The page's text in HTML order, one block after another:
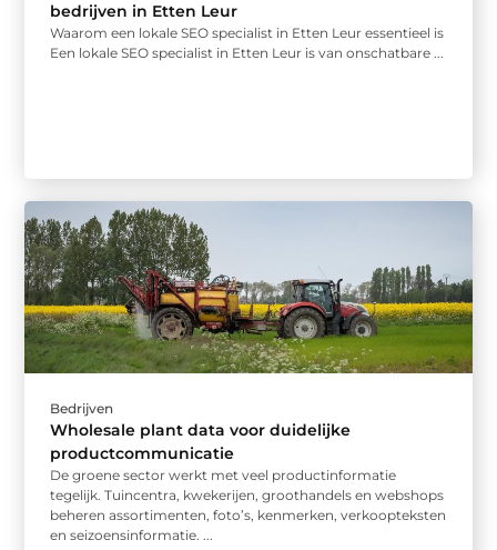
bedrijven in Etten Leur
Waarom een lokale SEO specialist in Etten Leur essentieel is
Een lokale SEO specialist in Etten Leur is van onschatbare ...
Bedrijven
Wholesale plant data voor duidelijke
productcommunicatie
De groene sector werkt met veel productinformatie
tegelijk. Tuincentra, kwekerijen, groothandels en webshops
beheren assortimenten, foto’s, kenmerken, verkoopteksten
en seizoensinformatie. ...